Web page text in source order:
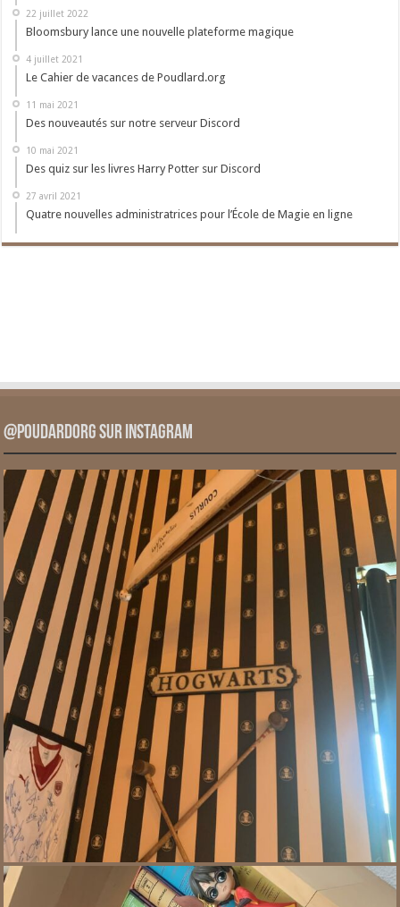
22 juillet 2022
Bloomsbury lance une nouvelle plateforme magique
4 juillet 2021
Le Cahier de vacances de Poudlard.org
11 mai 2021
Des nouveautés sur notre serveur Discord
10 mai 2021
Des quiz sur les livres Harry Potter sur Discord
27 avril 2021
Quatre nouvelles administratrices pour l’École de Magie en ligne
@PoudardOrg sur Instagram